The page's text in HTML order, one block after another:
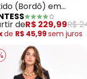
(Bordô) em
deR$ 229,99R$
de R$ 45,99sem juros